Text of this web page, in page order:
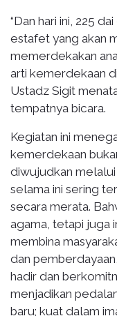
“Dan hari ini, 225
estafet yang akan
memerdekakan
arti kemerdekaan
Ustadz Sigit
tempatnya bicara.
Kegiatan ini
kemerdekaan
diwujudkan
selama ini sering
secara merata.
agama, tetapi juga
membina
dan
hadir dan
menjadikan
baru; kuat dalam